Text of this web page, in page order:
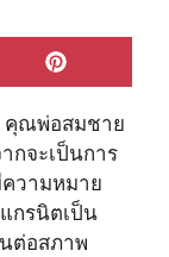
Share
on
P
i
t
e
e
s
t
คุณพ่อสมชาย
กจะเป็นการ
วามหมาย
กรนิตเป็น
ต่อสภาพ